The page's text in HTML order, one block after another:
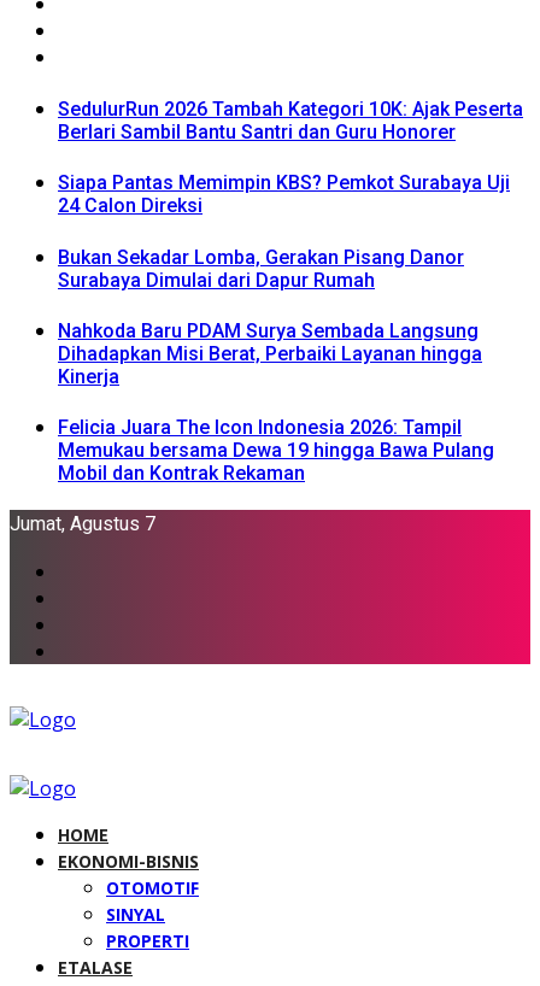
SedulurRun 2026 Tambah Kategori 10K: Ajak Peserta
Berlari Sambil Bantu Santri dan Guru Honorer
Siapa Pantas Memimpin KBS? Pemkot Surabaya Uji
24 Calon Direksi
Bukan Sekadar Lomba, Gerakan Pisang Danor
Surabaya Dimulai dari Dapur Rumah
Nahkoda Baru PDAM Surya Sembada Langsung
Dihadapkan Misi Berat, Perbaiki Layanan hingga
Kinerja
Felicia Juara The Icon Indonesia 2026: Tampil
Memukau bersama Dewa 19 hingga Bawa Pulang
Mobil dan Kontrak Rekaman
Jumat, Agustus 7
HOME
EKONOMI-BISNIS
OTOMOTIF
SINYAL
PROPERTI
ETALASE